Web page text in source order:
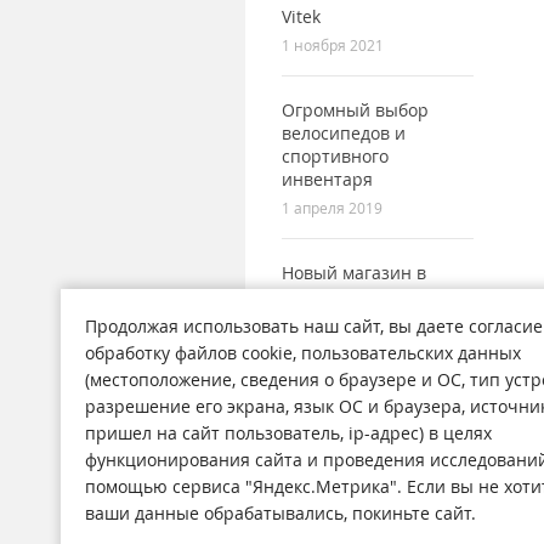
Vitek
1 ноября 2021
Огромный выбор
велосипедов и
спортивного
инвентаря
1 апреля 2019
Новый магазин в
городе Поронайск
7 сентября 2017
Магазины
О компании
Продолжая использовать наш сайт, вы даете
обработку файлов cookie, пользовательских данных
(местоположение, сведения о браузере и ОС, тип
разрешение его экрана, язык ОС и браузера,
пришел на сайт пользователь, ip-адрес) в целях
функционирования сайта и проведения
помощью сервиса "Яндекс.Метрика". Если вы не
ваши данные обрабатывались, покиньте сайт.